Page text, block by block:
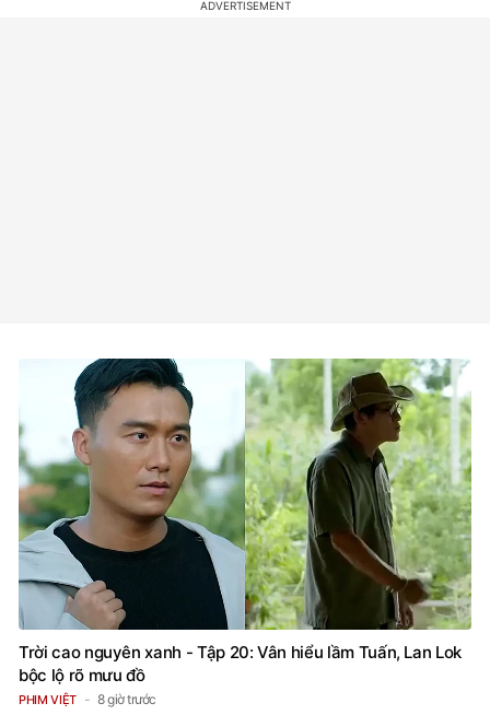
Trời cao nguyên xanh - Tập 20: Vân hiểu lầm Tuấn, Lan Lok
bộc lộ rõ mưu đồ
PHIM VIỆT 8 giờ trước